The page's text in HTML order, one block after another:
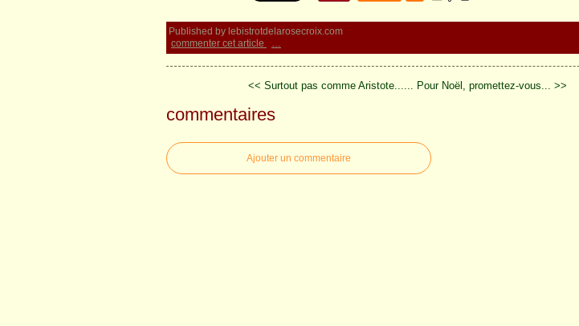
Published by lebistrotdelarosecroix.com
commenter cet article
…
<< Surtout pas comme Aristote...... Pour Noël, promettez-vous... >>
commentaires
Ajouter un commentaire